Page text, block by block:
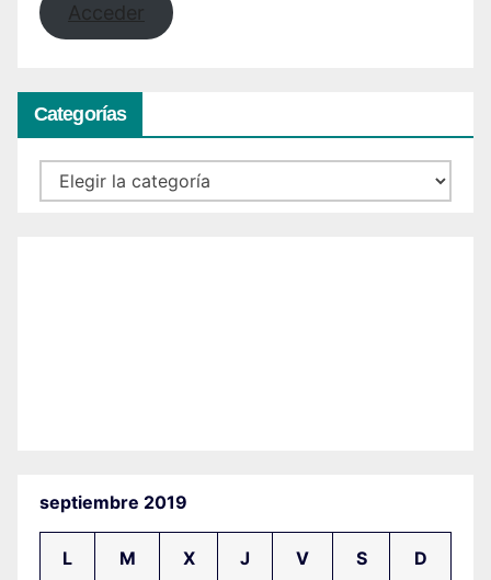
Acceder
Categorías
Categorías
septiembre 2019
L M X J V S D